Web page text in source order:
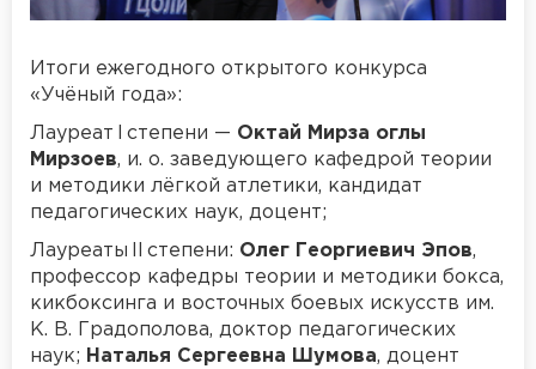
Итоги ежегодного открытого конкурса
«Учёный года»:
Лауреат I степени — Октай Мирза оглы
Мирзоев, и. о. заведующего кафедрой теории
и методики лёгкой атлетики, кандидат
педагогических наук, доцент;
Лауреаты II степени: Олег Георгиевич Эпов,
профессор кафедры теории и методики бокса,
кикбоксинга и восточных боевых искусств им.
К. В. Градополова, доктор педагогических
наук; Наталья Сергеевна Шумова, доцент